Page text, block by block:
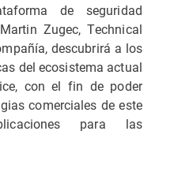
de seguridad
Zugec, Technical
descubrirá a los
del ecosistema actual
con el fin de poder
comerciales de este
para las